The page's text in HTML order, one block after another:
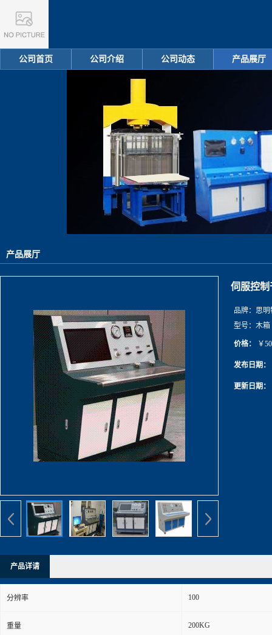
公司首页 公司介绍 公司动态 产品展厅
产品展厅
伺服控制
品牌： 思明
型号： 木箱
价格： ￥
发布日期：
更新日期：
产品详请
分辨率 100
重量 200KG